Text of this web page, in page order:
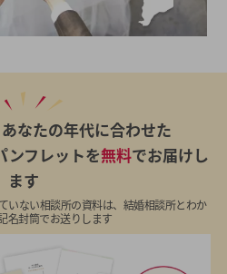
なたの年代に合わせた
ンフレットを無料でお届けし
ます
ない相談所の資料は、結婚相談所とわか
名封筒でお送りします